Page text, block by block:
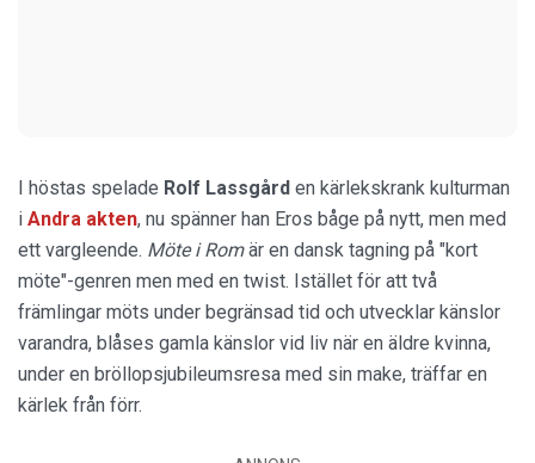
I höstas spelade Rolf Lassgård en kärlekskrank kulturman
i Andra akten, nu spänner han Eros båge på nytt, men med
ett vargleende. Möte i Romär en dansk tagning på "kort
möte"-genren men med en twist. Istället för att två
främlingar möts under begränsad tid och utvecklar känslor
varandra, blåses gamla känslor vid liv när en äldre kvinna,
under en bröllopsjubileumsresa med sin make, träffar en
kärlek från förr.